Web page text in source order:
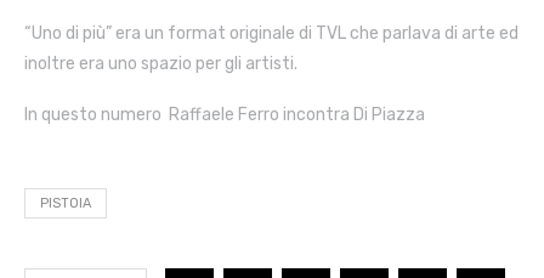
“Uno di più” era un format originale di TVL che parlava di arte ed
inoltre era uno spazio per gli artisti.
In questo numero Raffaele Ferro incontra Di Piazza
PISTOIA